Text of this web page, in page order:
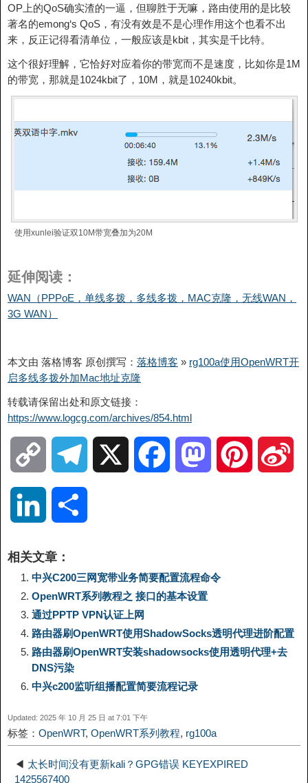
OP上的QoS确实渣的一逼，但聊胜于无嘛，路由使用的是比较
著名的emong‘s QoS，有没有效是不是心理作用这个也看不出
来，反正记得看清单位，一般应该是kbit，其实是千比特。
这个很好理解，它恰好对应着你的带宽而不是速度，比如你是1M
的带宽，那就是1024kbit了，10M，就是10240kbit。
使用xunlei验证双10M带宽叠加为20M
延伸阅读：
WAN（PPPoE，单线多拨，多线多拨，MAC克隆，无线WAN，
3G WAN）
本文由 落格博客 原创撰写： 落格博客 » rg100a使用OpenWRT开
启多线多拨外加Mac地址克隆
转载请保留出处和原文链接：
https://www.logcg.com/archives/854.html
o
y
L
i
n
g
r
b
o d r e
n
k
e
d
I
相关文章：
中兴C200三网宽带业务简要配置流程命令
OpenWRT系列教程之 接口的基本设置
通过PPTP VPN认证上网
路由器刷OpenWRT使用ShadowSocks透明代理进阶配置
路由器刷OpenWRT安装shadowsocks使用透明代理+去
DNS污染
中兴c200监听组播配置简要流程记录
Updated: 2025 年 10 月 25 日 at 7:01 下午
标签： OpenWRT, OpenWRT系列教程, rg100a
◀ 太长时间没有更新kali？GPG错误 KEYEXPIRED
1425567400